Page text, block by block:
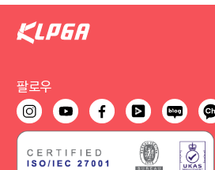
팔로우